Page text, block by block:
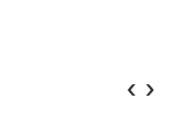
‹ ›